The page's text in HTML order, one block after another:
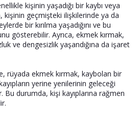
kişinin yaşadığı bir kaybı veya
kişinin geçmişteki ilişkilerinde ya da
bir kırılma yaşadığını ve bu
gösterebilir. Ayrıca, ekmek kırmak,
ve dengesizlik yaşandığına da işaret
rüyada ekmek kırmak, kaybolan bir
yerine yenilerinin geleceği
durumda, kişi kayıplarına rağmen